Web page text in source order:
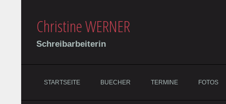
Christine WERNER
Schreibarbeiterin
STARTSEITE BUECHER TERMINE FOTOS